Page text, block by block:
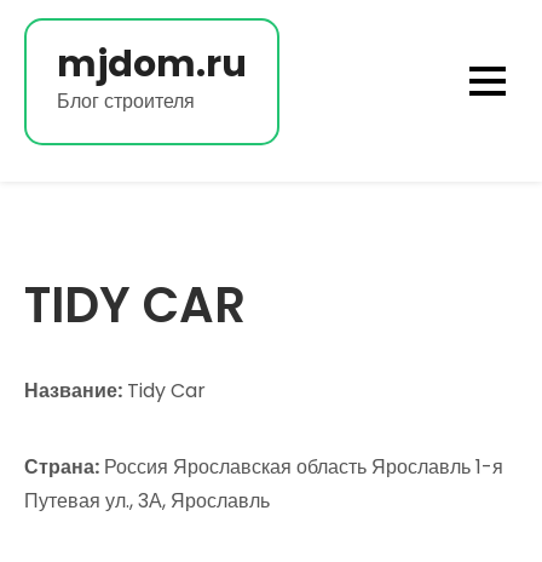
Перейти
содержимомуmjdom.ru
Блог строителя
TIDY CAR
Название: Tidy Car
Страна: Россия Ярославская область Ярославль 1-я
Путевая ул., 3А, Ярославль